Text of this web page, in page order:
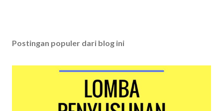
s
Postingan populer dari blog ini